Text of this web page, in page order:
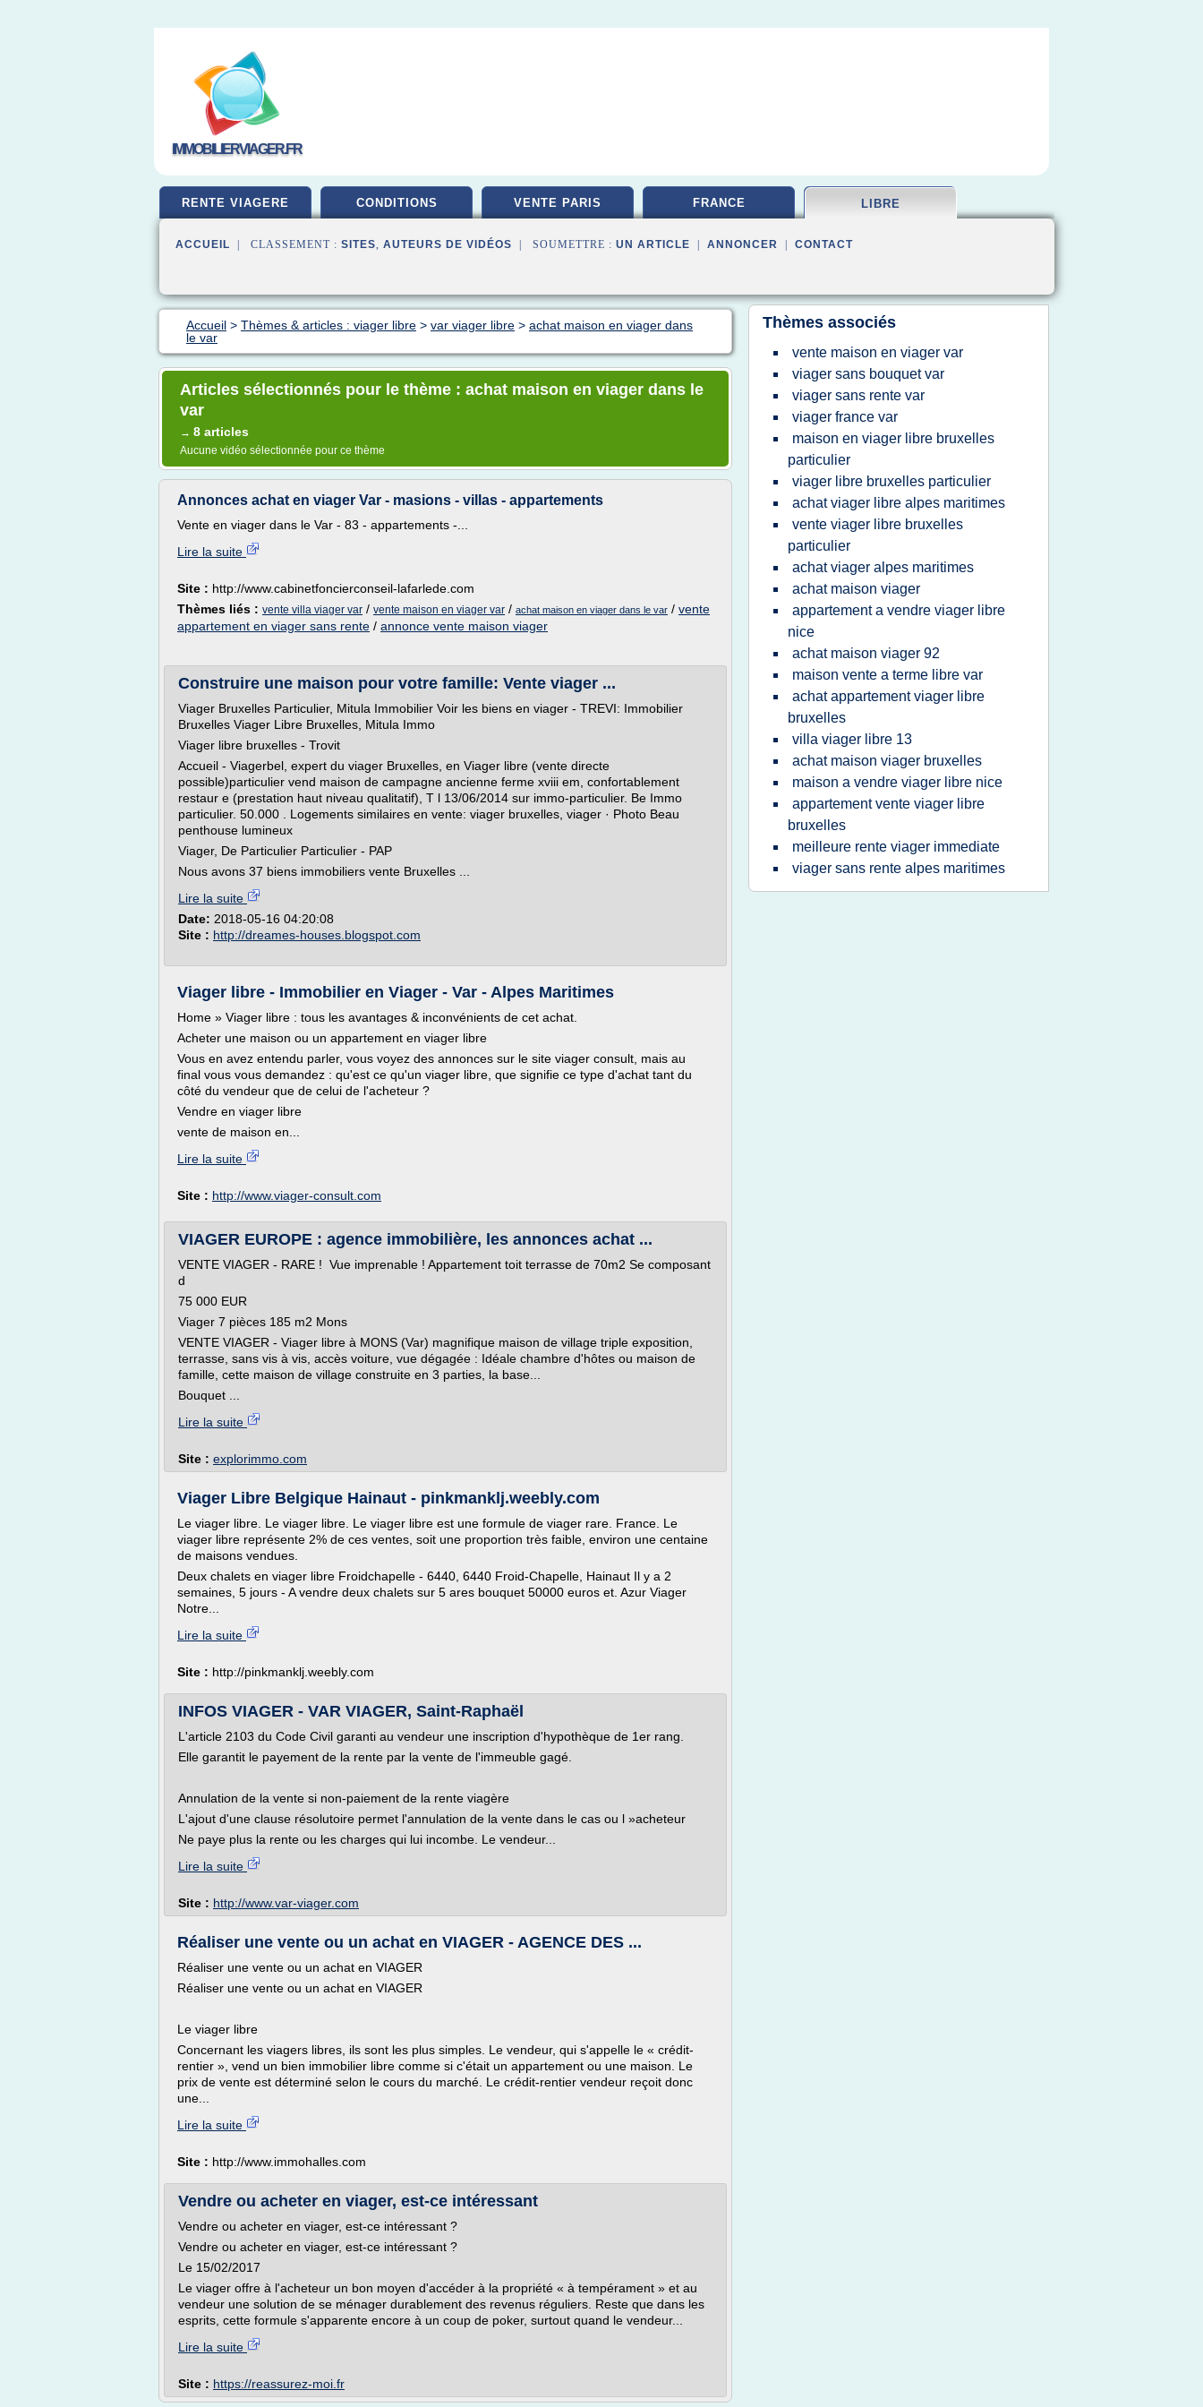
IMMOBILIERVIAGER.FR
RENTE VIAGERE CONDITIONS VENTE PARIS FRANCE LIBRE
ACCUEIL | CLASSEMENT : SITES, AUTEURS DE VIDÉOS | SOUMETTRE : UN ARTICLE ANNONCER CONTACT
Accueil > Thèmes & articles : viager libre > var viager libre > achat maison en viager dans
le var
Articles sélectionnés pour le thème : achat maison en viager dans le
var
→ 8 articles
Aucune vidéo sélectionnée pour ce thème
Annonces achat en viager Var - masions - villas - appartements
Vente en viager dans le Var - 83 - appartements -...
Lire la suite
Site : http://www.cabinetfoncierconseil-lafarlede.com
Thèmes liés : vente villa viager var / vente maison en viager var / achat maison en viager dans le var / vente
appartement en viager sans rente / annonce vente maison viager
Construire une maison pour votre famille: Vente viager ...
Viager Bruxelles Particulier, Mitula Immobilier Voir les biens en viager - TREVI: Immobilier
Bruxelles Viager Libre Bruxelles, Mitula Immo
Viager libre bruxelles - Trovit
Accueil - Viagerbel, expert du viager Bruxelles, en Viager libre (vente directe
possible)particulier vend maison de campagne ancienne ferme xviii em, confortablement
restaur e (prestation haut niveau qualitatif), T l 13/06/2014 sur immo-particulier. Be Immo
particulier. 50.000 . Logements similaires en vente: viager bruxelles, viager · Photo Beau
penthouse lumineux
Viager, De Particulier Particulier - PAP
Nous avons 37 biens immobiliers vente Bruxelles ...
Lire la suite
Date: 2018-05-16 04:20:08
Site : http://dreames-houses.blogspot.com
Viager libre - Immobilier en Viager - Var - Alpes Maritimes
Home » Viager libre : tous les avantages & inconvénients de cet achat.
Acheter une maison ou un appartement en viager libre
Vous en avez entendu parler, vous voyez des annonces sur le site viager consult, mais au
final vous vous demandez : qu'est ce qu'un viager libre, que signifie ce type d'achat tant du
côté du vendeur que de celui de l'acheteur ?
Vendre en viager libre
vente de maison en...
Lire la suite
Site : http://www.viager-consult.com
VIAGER EUROPE : agence immobilière, les annonces achat ...
VENTE VIAGER - RARE ! Vue imprenable ! Appartement toit terrasse de 70m2 Se composant
d
75 000 EUR
Viager 7 pièces 185 m2 Mons
VENTE VIAGER - Viager libre à MONS (Var) magnifique maison de village triple exposition,
terrasse, sans vis à vis, accès voiture, vue dégagée : Idéale chambre d'hôtes ou maison de
famille, cette maison de village construite en 3 parties, la base...
Bouquet ...
Lire la suite
Site : explorimmo.com
Viager Libre Belgique Hainaut - pinkmanklj.weebly.com
Le viager libre. Le viager libre. Le viager libre est une formule de viager rare. France. Le
viager libre représente 2% de ces ventes, soit une proportion très faible, environ une centaine
de maisons vendues.
Deux chalets en viager libre Froidchapelle - 6440, 6440 Froid-Chapelle, Hainaut Il y a 2
semaines, 5 jours - A vendre deux chalets sur 5 ares bouquet 50000 euros et. Azur Viager
Notre...
Lire la suite
Site : http://pinkmanklj.weebly.com
INFOS VIAGER - VAR VIAGER, Saint-Raphaël
L'article 2103 du Code Civil garanti au vendeur une inscription d'hypothèque de 1er rang.
Elle garantit le payement de la rente par la vente de l'immeuble gagé.
Annulation de la vente si non-paiement de la rente viagère
L'ajout d'une clause résolutoire permet l'annulation de la vente dans le cas ou l »acheteur
Ne paye plus la rente ou les charges qui lui incombe. Le vendeur...
Lire la suite
Site : http://www.var-viager.com
Réaliser une vente ou un achat en VIAGER - AGENCE DES ...
Réaliser une vente ou un achat en VIAGER
Réaliser une vente ou un achat en VIAGER
Le viager libre
Concernant les viagers libres, ils sont les plus simples. Le vendeur, qui s'appelle le « crédit-
rentier », vend un bien immobilier libre comme si c'était un appartement ou une maison. Le
prix de vente est déterminé selon le cours du marché. Le crédit-rentier vendeur reçoit donc
une...
Lire la suite
Site : http://www.immohalles.com
Vendre ou acheter en viager, est-ce intéressant
Vendre ou acheter en viager, est-ce intéressant ?
Vendre ou acheter en viager, est-ce intéressant ?
Le 15/02/2017
Le viager offre à l'acheteur un bon moyen d'accéder à la propriété « à tempérament » et au
vendeur une solution de se ménager durablement des revenus réguliers. Reste que dans les
esprits, cette formule s'apparente encore à un coup de poker, surtout quand le vendeur...
Lire la suite
Site : https://reassurez-moi.fr
Thèmes associés
vente maison en viager var
viager sans bouquet var
viager sans rente var
viager france var
maison en viager libre bruxelles
particulier
viager libre bruxelles particulier
achat viager libre alpes maritimes
vente viager libre bruxelles
particulier
achat viager alpes maritimes
achat maison viager
appartement a vendre viager libre
nice
achat maison viager 92
maison vente a terme libre var
achat appartement viager libre
bruxelles
villa viager libre 13
achat maison viager bruxelles
maison a vendre viager libre nice
appartement vente viager libre
bruxelles
meilleure rente viager immediate
viager sans rente alpes maritimes